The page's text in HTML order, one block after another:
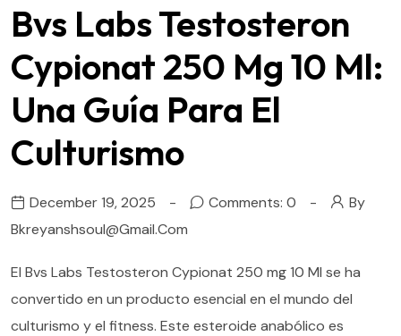
Bvs Labs Testosteron
Cypionat 250 Mg 10 Ml:
Una Guía Para El
Culturismo
December 19, 2025 Comments: 0
By
Bkreyanshsoul@gmail.com
El Bvs Labs Testosteron Cypionat 250 mg 10 Ml se ha
convertido en un producto esencial en el mundo del
culturismo y el fitness. Este esteroide anabólico es